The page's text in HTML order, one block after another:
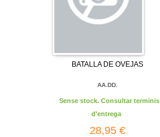
BATALLA DE OVEJAS
AA.DD.
Sense stock. Consultar terminis
d'entrega
28,95 €